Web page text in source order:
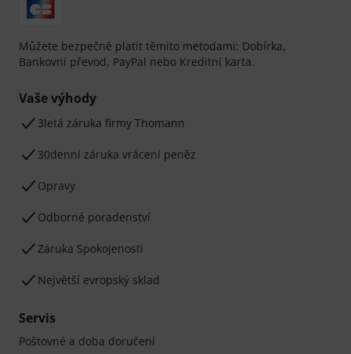
Můžete bezpečně platit těmito metodami: Dobírka,
Bankovní převod, PayPal nebo Kreditní karta.
Vaše výhody
3letá záruka firmy Thomann
30denní záruka vrácení peněz
Opravy
Odborné poradenství
Záruka Spokojenosti
Největší evropský sklad
Servis
Poštovné a doba doručení